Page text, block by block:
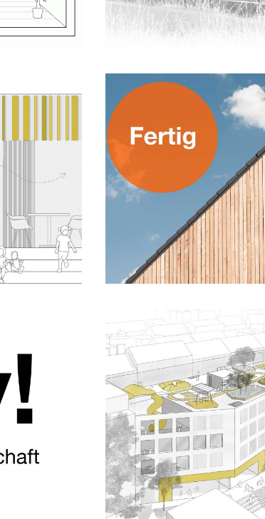
25. Juni 2019
7. März 2019